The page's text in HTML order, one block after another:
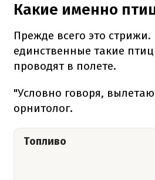
Какие именно
Прежде всего это
единственные такие
проводят в полете.
"Условно говоря,
орнитолог.
Топливо